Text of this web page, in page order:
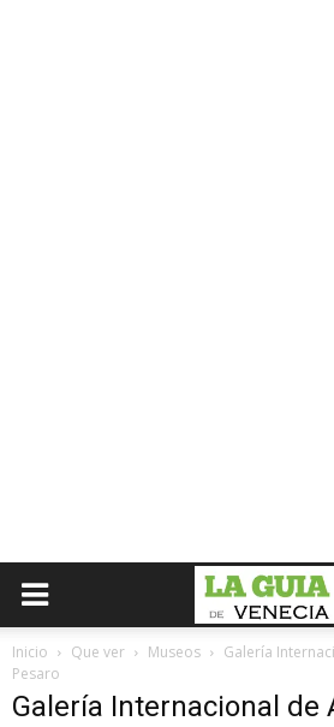
Inicio Que ver Museos
Galería
Pesaro
Galería Internacional de